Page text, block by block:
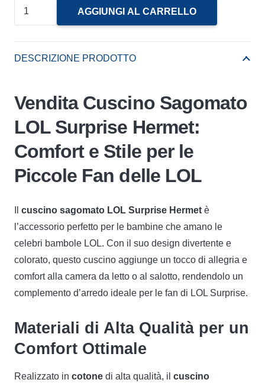
Surprise
AGGIUNGI AL CARRELLO
DESCRIZIONE PRODOTTO
Vendita Cuscino Sagomato
LOL Surprise Hermet:
Comfort e Stile per le
Piccole Fan delle LOL
cuscino sagomato LOL Surprise Hermet è
l’accessorio perfetto per le bambine che amano le
celebri bambole LOL. Con il suo design divertente e
colorato, questo cuscino aggiunge un tocco di allegria e
comfort alla camera da letto o al salotto, rendendolo un
complemento d’arredo ideale per le fan di LOL Surprise.
Materiali di Alta Qualità per un
Comfort Ottimale
Realizzato in cotone di alta qualità, il cuscino